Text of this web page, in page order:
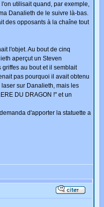
utilisait quand, par exemple,
Danalieth de le suivre là-bas.
des opposants à la chaîne tout
l'objet. Au bout de cinq
aperçut un Steven
au bout et il semblait
pas pourquoi il avait obtenu
sur Danalieth, mais les
DU DRAGON !" et un
d'apporter la statuette a